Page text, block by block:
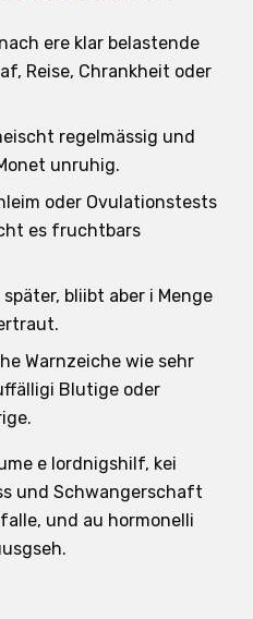
ere klar belastende
Reise, Chrankheit oder
regelmässig und
unruhig.
oder Ovulationstests
es fruchtbars
bliibt aber i Menge
Warnzeiche wie sehr
Blutige oder
e Iordnigshilf, kei
und Schwangerschaft
und au hormonelli